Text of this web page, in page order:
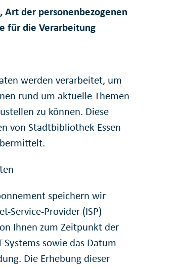
Art der personenbezogenen
für die Verarbeitung
werden verarbeitet, um
rund um aktuelle Themen
zu können. Diese
von Stadtbibliothek Essen
speichern wir
Service-Provider (ISP)
Ihnen zum Zeitpunkt der
sowie das Datum
Die Erhebung dieser